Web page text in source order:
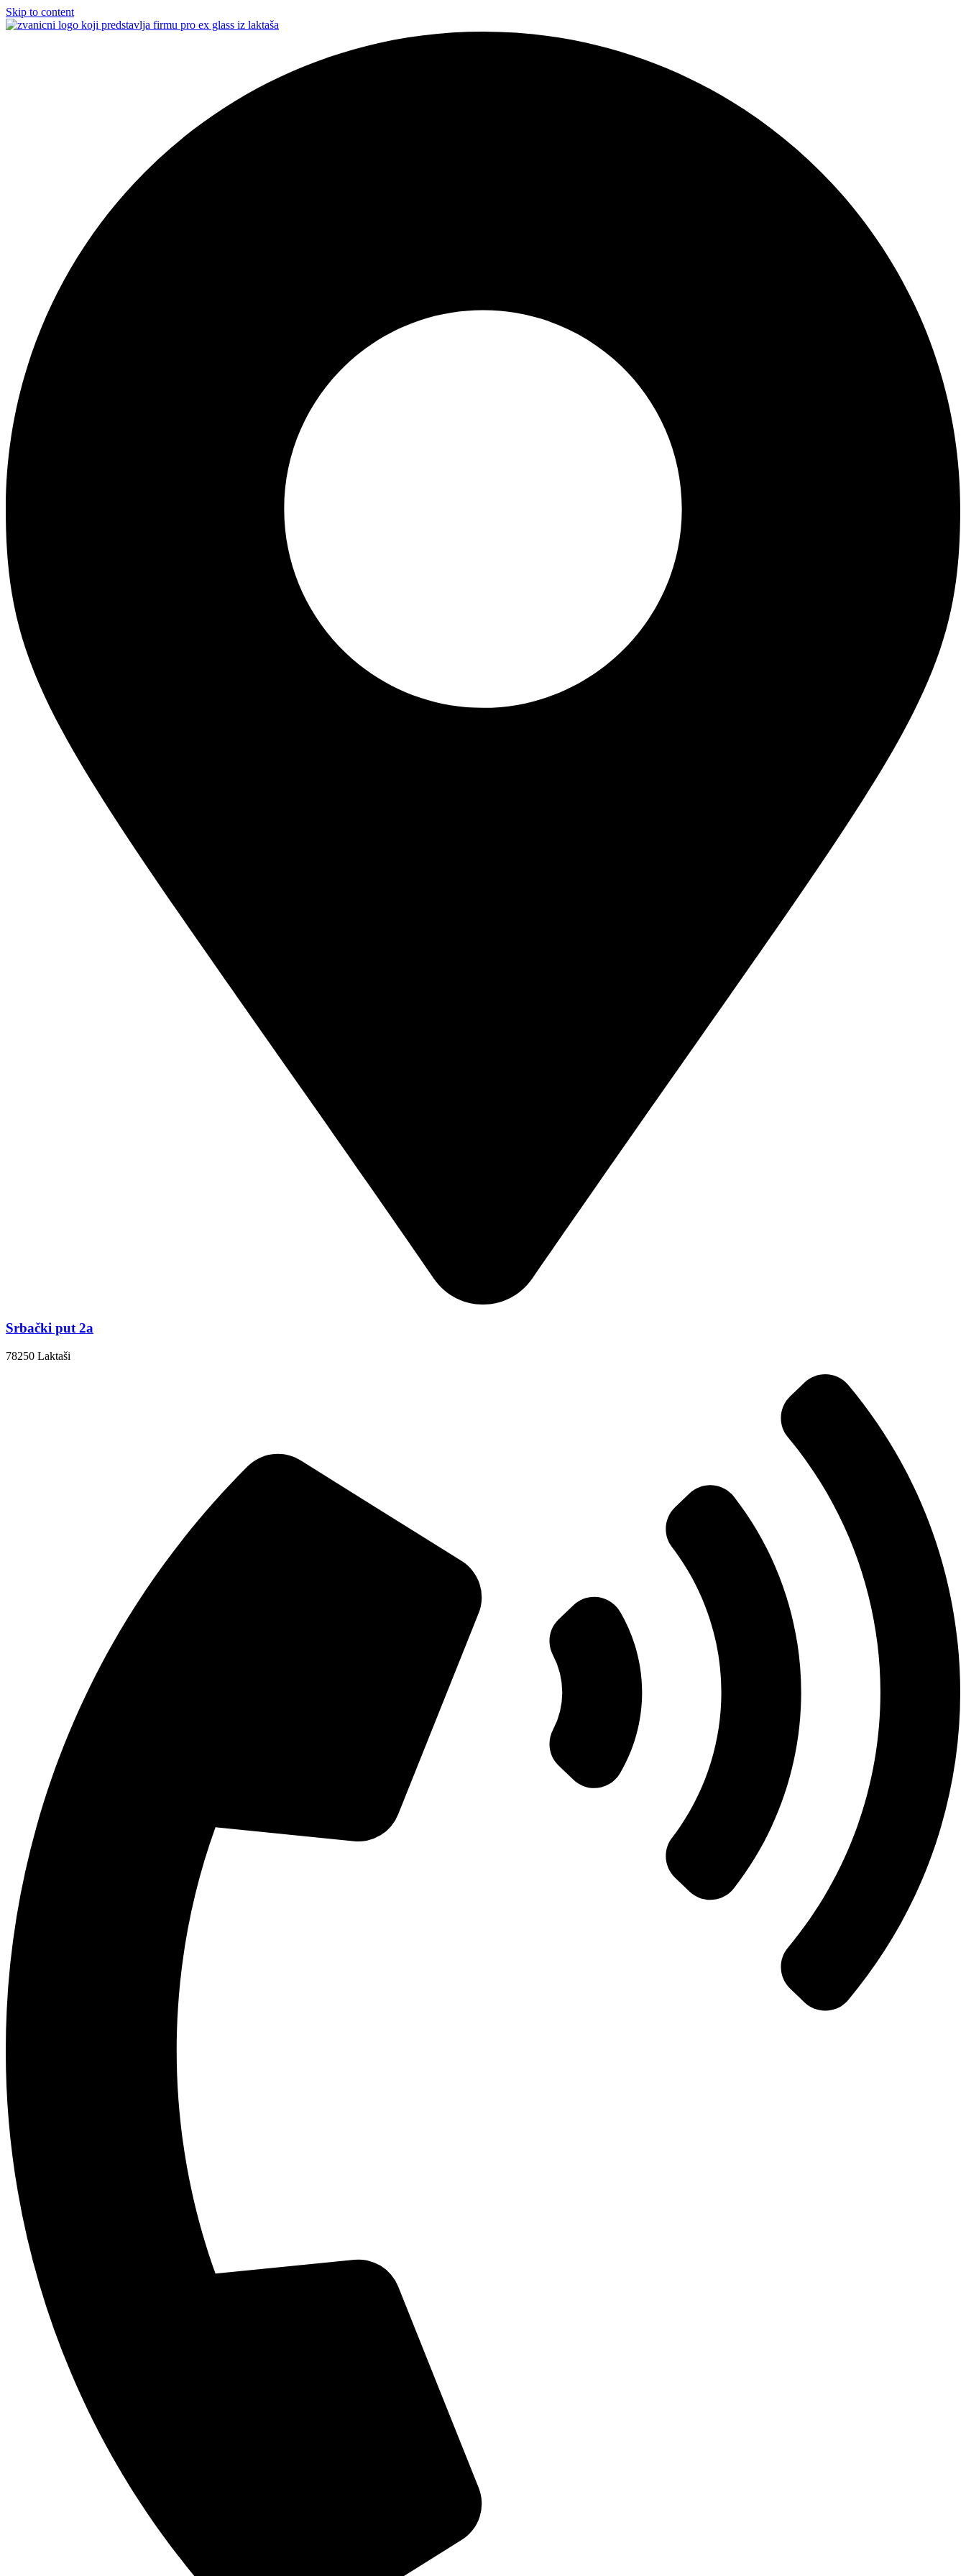
Skip to content
Srbački put 2a
78250 Laktaši